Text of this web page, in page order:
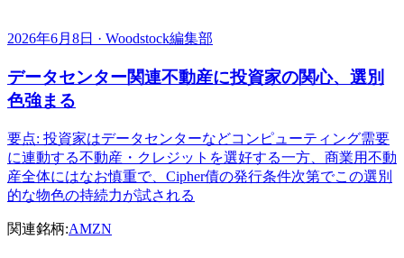
2026年6月8日 · Woodstock編集部
データセンター関連不動産に投資家の関心、選別
色強まる
要点: 投資家はデータセンターなどコンピューティング需要
に連動する不動産・クレジットを選好する一方、商業用不動
産全体にはなお慎重で、Cipher債の発行条件次第でこの選別
的な物色の持続力が試される
関連銘柄:AMZN